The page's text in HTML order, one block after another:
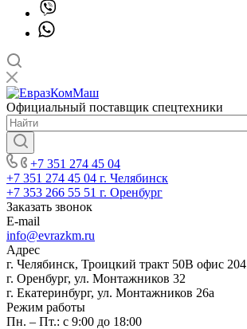
Официальный поставщик спецтехники
+7 351 274 45 04
+7 351 274 45 04 г. Челябинск
+7 353 266 55 51 г. Оренбург
Заказать звонок
E-mail
info@evrazkm.ru
Адрес
г. Челябинск, Троицкий тракт 50В офис 204
г. Оренбург, ул. Монтажников 32
г. Екатеринбург, ул. Монтажников 26а
Режим работы
Пн. – Пт.: с 9:00 до 18:00